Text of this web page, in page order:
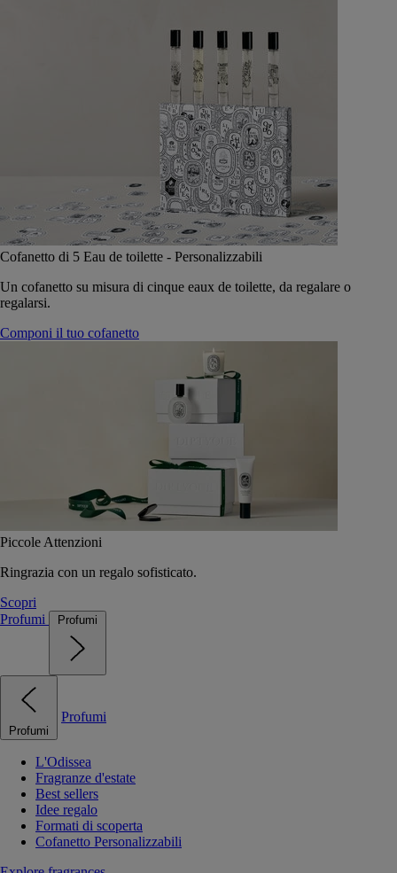
Cofanetto di 5 Eau de toilette - Personalizzabili
Un cofanetto su misura di cinque eaux de toilette, da regalare o
regalarsi.
Componi il tuo cofanetto
Piccole Attenzioni
Ringrazia con un regalo sofisticato.
Scopri
Profumi
Profumi
Profumi
Profumi
L'Odissea
Fragranze d'estate
Best sellers
Idee regalo
Formati di scoperta
Cofanetto Personalizzabili